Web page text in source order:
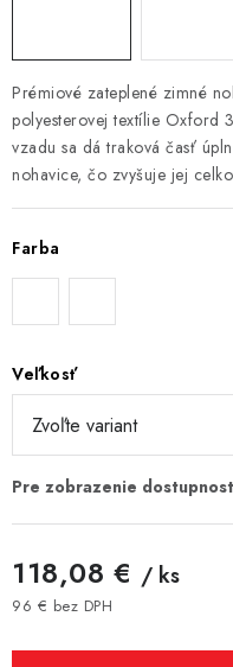
Prémiové zateplené zimné
polyesterovej textílie Oxford
vzadu sa dá traková časť
nohavice, čo zvyšuje jej
Farba
Veľkosť
118,08 € / ks
96 € bez DPH